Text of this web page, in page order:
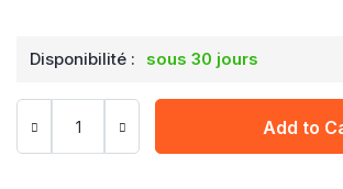
Disponibilité : sous 30 jours
Add to